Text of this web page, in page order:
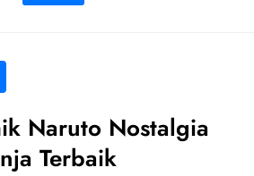
Naruto Nostalgia
Terbaik